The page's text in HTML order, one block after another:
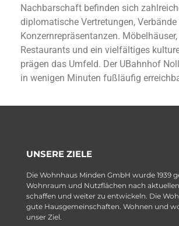
Nachbarschaft befinden sich
diplomatische Vertretungen, Verbände
Konzernrepräsentanzen.
Restaurants und ein vielfältiges
prägen das Umfeld. Der UBahnhof
in wenigen Minuten fußläufig
UNSERE ZIELE
Die Wohnhaus Minden GmbH wurde 1939
Wohnraum und Nutzflächen nach
schaffen und weiter zu entwickeln. Die
gute Hausgemeinschaften. Wohnen und
unser Ziel.